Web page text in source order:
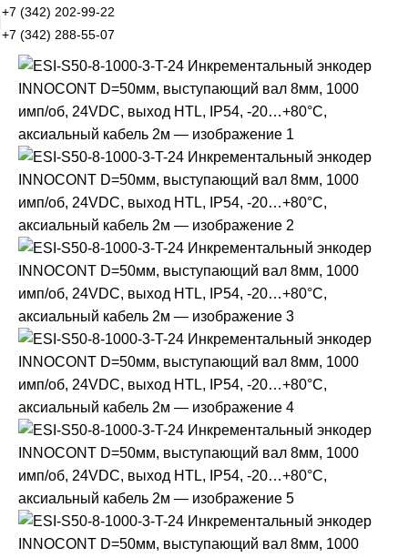
+7 (342) 202-99-22
+7 (342) 288-55-07